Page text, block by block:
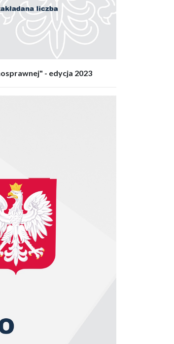
- edycja 2023